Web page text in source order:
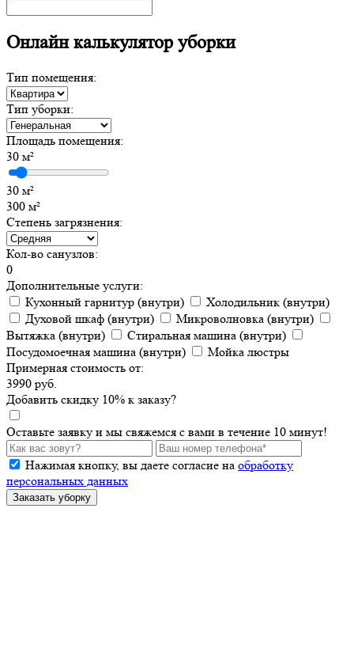
Онлайн калькулятор уборки
Тип помещения:
Тип уборки:
Площадь помещения:
30 м²
30 м²
300 м²
Степень загрязнения:
Кол-во санузлов:
0
Дополнительные услуги:
Кухонный гарнитур (внутри)
Холодильник (внутри)
Духовой шкаф (внутри)
Микроволновка (внутри)
Вытяжка (внутри)
Стиральная машина (внутри)
Посудомоечная машина (внутри)
Мойка люстры
Примерная стоимость от:
3990 руб.
Добавить скидку 10% к заказу?
Оставьте заявку и мы свяжемся с вами в течение 10 минут!
Нажимая кнопку, вы даете согласие на обработку
персональных данных
Заказать уборку